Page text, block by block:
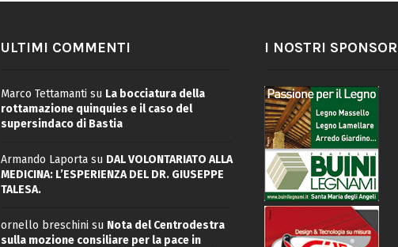
ULTIMI COMMENTI
Marco Tettamanti su La bocciatura della
rottamazione quinquies e il caso del
supersindaco di Bastia
Armando Laportasu DAL VOLONTARIATO ALLA
MEDICINA: L’ESPERIENZA DEL DR. GIUSEPPE
TALESA.
ornello breschini su Nota del Centrodestra
sulla mozione consiliare per la pace in
I NOSTRI SPONSOR